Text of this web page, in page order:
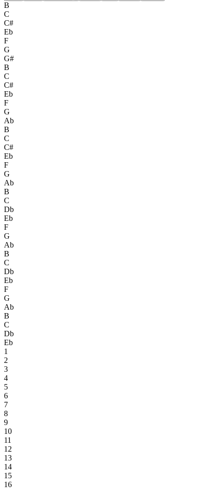
B
C
C#
Eb
F
G
G#
B
C
C#
Eb
F
G
Ab
B
C
C#
Eb
F
G
Ab
B
C
Db
Eb
F
G
Ab
B
C
Db
Eb
F
G
Ab
B
C
Db
Eb
1
2
3
4
5
6
7
8
9
10
11
12
13
14
15
16